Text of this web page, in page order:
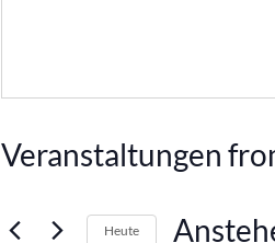
Veranstaltungen
Heute